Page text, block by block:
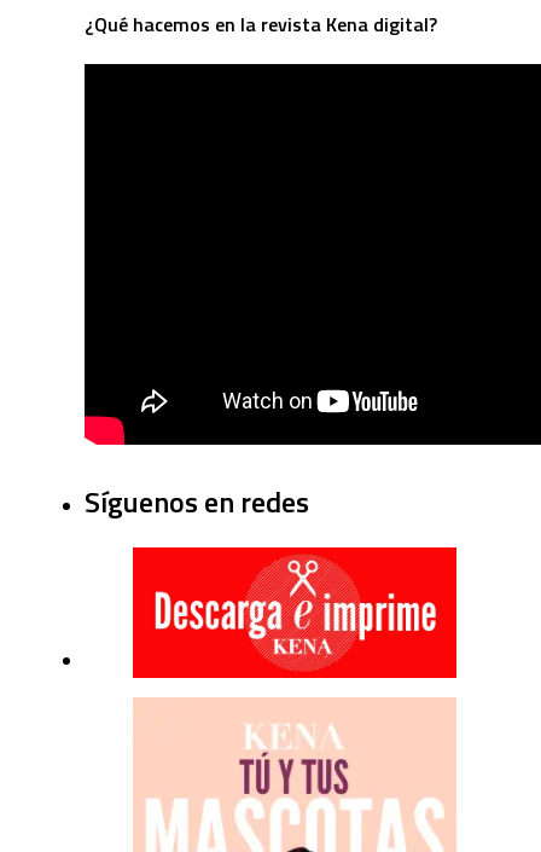
¿Qué hacemos en la revista Kena digital?
Síguenos en redes